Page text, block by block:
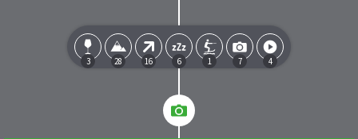
3 28 16 6 1 7 4